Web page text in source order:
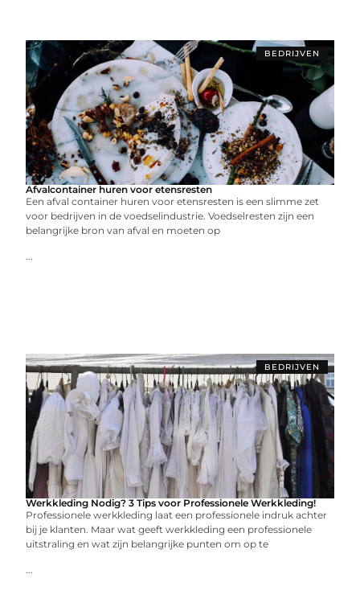
BEDRIJVEN
Afvalcontainer huren voor etensresten
Een afval container huren voor etensresten is een slimme zet
voor bedrijven in de voedselindustrie. Voedselresten zijn een
belangrijke bron van afval en moeten op
...
BEDRIJVEN
Werkkleding Nodig? 3 Tips voor Professionele Werkkleding!
Professionele werkkleding laat een professionele indruk achter
bij je klanten. Maar wat geeft werkkleding een professionele
uitstraling en wat zijn belangrijke punten om op te
...